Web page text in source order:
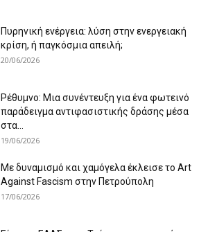
Πυρηνική ενέργεια: λύση στην ενεργειακή
κρίση, ή παγκόσμια απειλή;
20/06/2026
Ρέθυμνο: Μια συνέντευξη για ένα φωτεινό
παράδειγμα αντιφασιστικής δράσης μέσα
στα...
19/06/2026
Με δυναμισμό και χαμόγελα έκλεισε το Art
Against Fascism στην Πετρούπολη
17/06/2026